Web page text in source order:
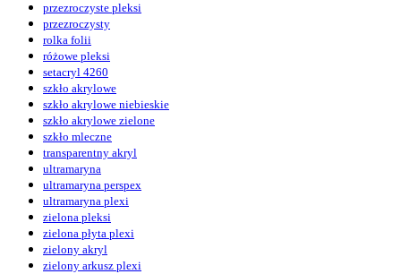
przezroczyste pleksi
przezroczysty
rolka folii
różowe pleksi
setacryl 4260
szkło akrylowe
szkło akrylowe niebieskie
szkło akrylowe zielone
szkło mleczne
transparentny akryl
ultramaryna
ultramaryna perspex
ultramaryna plexi
zielona pleksi
zielona płyta plexi
zielony akryl
zielony arkusz plexi